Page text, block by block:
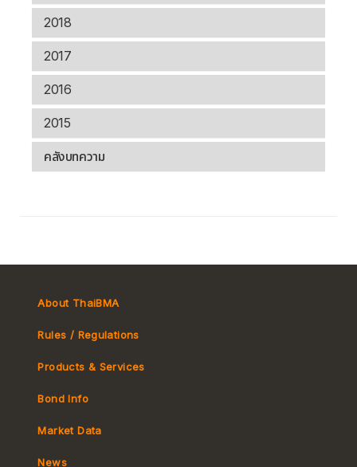
2018
2017
2016
2015
คลังบทความ
About ThaiBMA
Rules / Regulations
Tax
Products & Services
MeBond
Bond Info
Market Data
Yield Curve
News